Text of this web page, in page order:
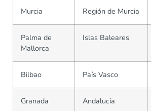
Murcia Región de Murcia
Palma de
Mallorca
Islas Baleares
Bilbao País Vasco
Granada Andalucía